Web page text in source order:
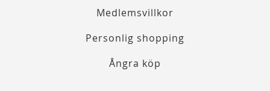
Medlemsvillkor
Personlig shopping
Ångra köp